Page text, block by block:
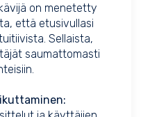
on menetetty
että etusivullasi
Sellaista,
saumattomasti